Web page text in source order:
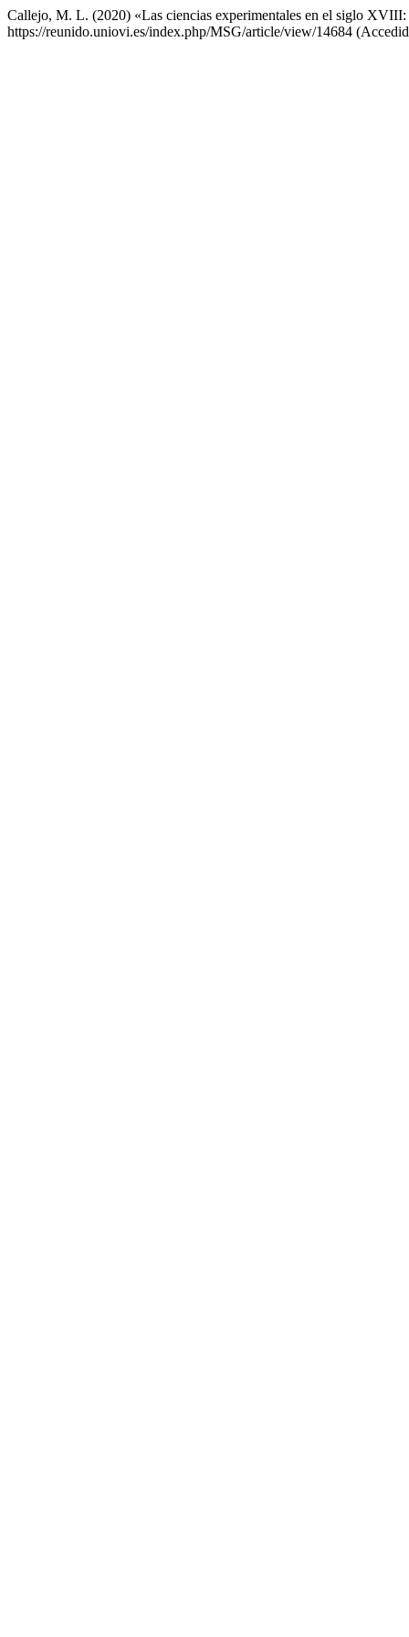
Callejo, M. L. (2020) «Las ciencias experimentales en el siglo
https://reunido.uniovi.es/index.php/MSG/article/view/14684